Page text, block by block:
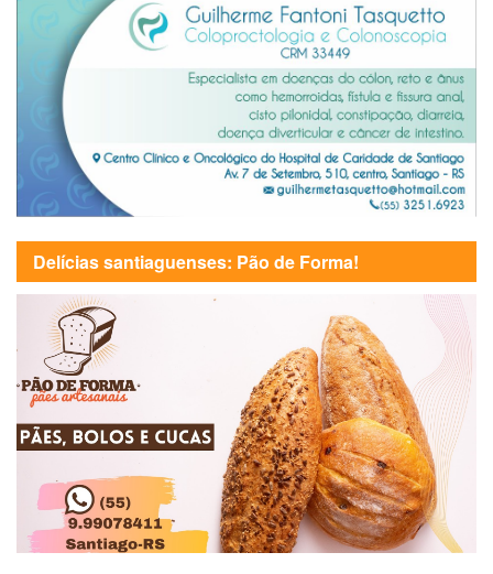
Delícias santiaguenses: Pão de Forma!